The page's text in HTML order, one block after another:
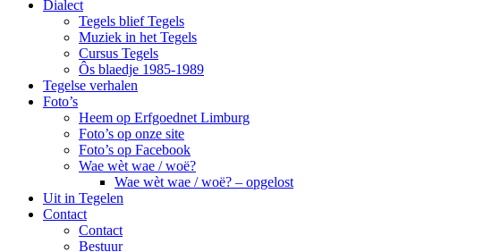
Dialect
Tegels blief Tegels
Muziek in het Tegels
Cursus Tegels
Ôs blaedje 1985-1989
Tegelse verhalen
Foto’s
Heem op Erfgoednet Limburg
Foto’s op onze site
Foto’s op Facebook
Wae wèt wae / woë?
Wae wèt wae / woë? – opgelost
Uit in Tegelen
Contact
Contact
Bestuur